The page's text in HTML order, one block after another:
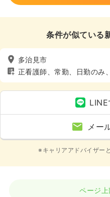
条件が似ている
多治見市
正看護師、常勤、日勤のみ
上
LINE
メー
※キャリアアドバイザー
ページ上